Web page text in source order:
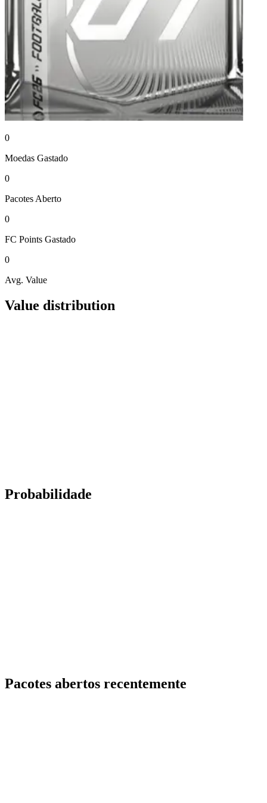
0
Moedas Gastado
0
Pacotes Aberto
0
FC Points Gastado
0
Avg. Value
Value distribution
Probabilidade
Pacotes abertos recentemente